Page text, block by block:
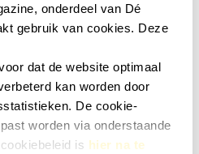
onderdeel van Dé
gebruik van cookies. Deze
dat de website optimaal
kan worden door
De cookie-
worden via onderstaande
is hier na te
van onze website vindt.